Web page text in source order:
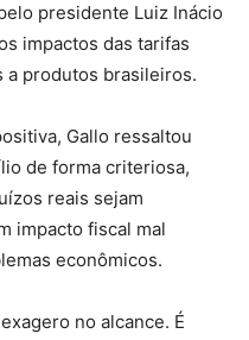
presidente Luiz Inácio
impactos das tarifas
a produtos brasileiros.
Gallo ressaltou
de forma criteriosa,
reais sejam
impacto fiscal mal
econômicos.
no alcance. É